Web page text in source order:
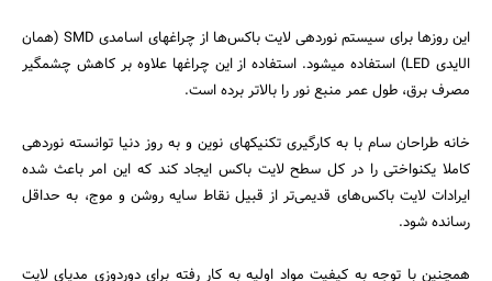
این روزها برای سیستم نوردهی لایت باکس‌ها از چراغ‎های اس‎ام‎دی SMD (همان
ال‎ای‎دی LED) استفاده می‎شود. استفاده از این چراغ‎ها علاوه بر کاهش چشمگیر
مصرف برق، طول عمر منبع نور را بالاتر برده است.
خانه طراحان سام با به کارگیری تکنیک‎های نوین و به روز دنیا توانسته نوردهی
کاملا یکنواختی را در کل سطح لایت باکس ایجاد کند که این امر باعث شده
ایرادات لایت باکس‌های قدیمی‌تر از قبیل نقاط سایه روشن و موج، به حداقل
رسانده شود.
همچنین با توجه به کیفیت مواد اولیه به کار رفته برای دوردوزی مدیای لایت